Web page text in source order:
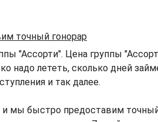
точный гонорар
"Ассорти". Цена группы
надо лететь, сколько дней
и так далее.
быстро предоставим точный